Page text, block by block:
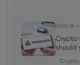
Ghko B
Crypto
should
Crypto